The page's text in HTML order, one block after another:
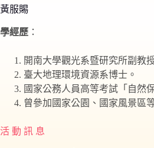
黃服賜
學經歷 ：
開南大學觀光系暨研究所副教
臺大地理環境資源系博士。
國家公務人員高等考試「自然
曾參加國家公園、國家風景區
活 動 訊 息